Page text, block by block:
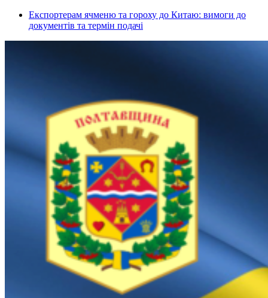
Експортерам ячменю та гороху до Китаю: вимоги до
документів та термін подачі